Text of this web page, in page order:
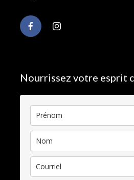
Nourrissez votre esprit